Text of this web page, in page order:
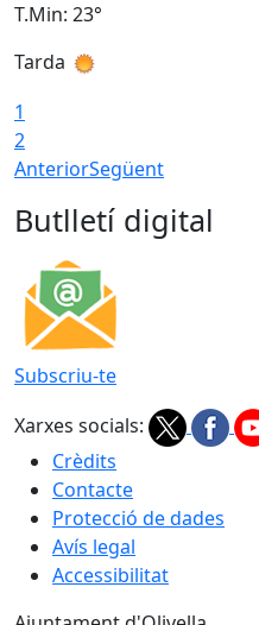
T.Min: 23°
Tarda
1
2
AnteriorSegüent
Butlletí digital
Subscriu-te
Xarxes socials:
Crèdits
Contacte
Protecció de dades
Avís legal
Accessibilitat